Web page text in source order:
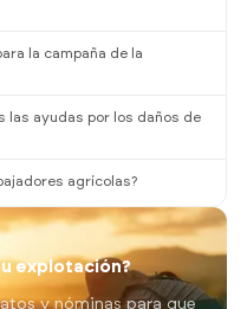
la campaña de la
las ayudas por los daños de
agrícolas?
explotación?
y nóminas para que